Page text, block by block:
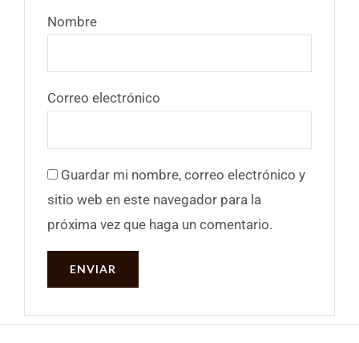
Nombre
Correo electrónico
Guardar mi nombre, correo electrónico y
sitio web en este navegador para la
próxima vez que haga un comentario.